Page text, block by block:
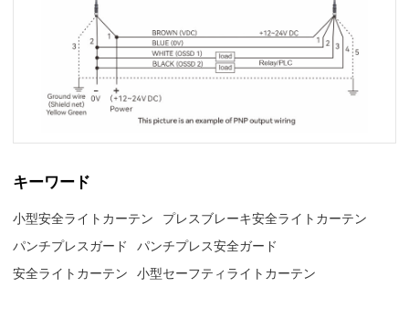
キーワード
小型安全ライトカーテン
プレスブレーキ安全ライトカーテン
パンチプレスガード
パンチプレス安全ガード
安全ライトカーテン
小型セーフティライトカーテン